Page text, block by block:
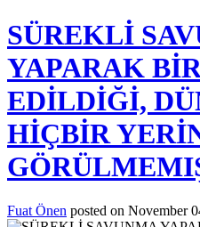
SÜREKLİ
YAPARAK
EDİLDİĞİ,
HİÇBİR
Fuat Önen posted on November